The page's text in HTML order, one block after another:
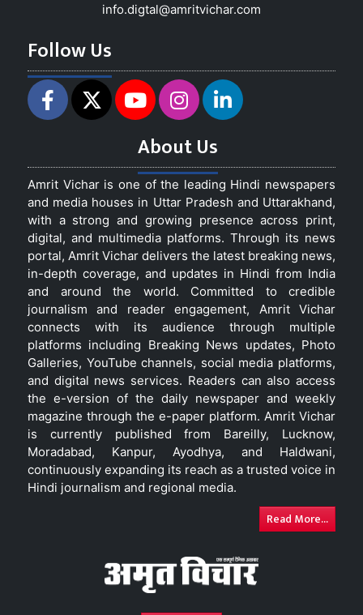
info.digtal@amritvichar.com
Follow Us
About Us
Amrit Vichar is one of the leading Hindi newspapers
and media houses in Uttar Pradesh and Uttarakhand,
with a strong and growing presence across print,
digital, and multimedia platforms. Through its news
portal, Amrit Vichar delivers the latest breaking news,
in-depth coverage, and updates in Hindi from India
and around the world. Committed to credible
journalism and reader engagement, Amrit Vichar
connects with its audience through multiple
platforms including Breaking News updates, Photo
Galleries, YouTube channels, social media platforms,
and digital news services. Readers can also access
the e-version of the daily newspaper and weekly
magazine through the e-paper platform. Amrit Vichar
is currently published from Bareilly, Lucknow,
Moradabad, Kanpur, Ayodhya, and Haldwani,
continuously expanding its reach as a trusted voice in
Hindi journalism and regional media.
Read More...